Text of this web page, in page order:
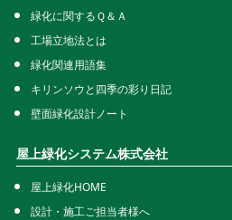
緑化に関するＱ＆Ａ
工場立地法とは
緑化関連用語集
キリンソウと四季の彩り日記
壁面緑化設計ノート
屋上緑化システム株式会社
屋上緑化HOME
設計・施工ご担当者様へ